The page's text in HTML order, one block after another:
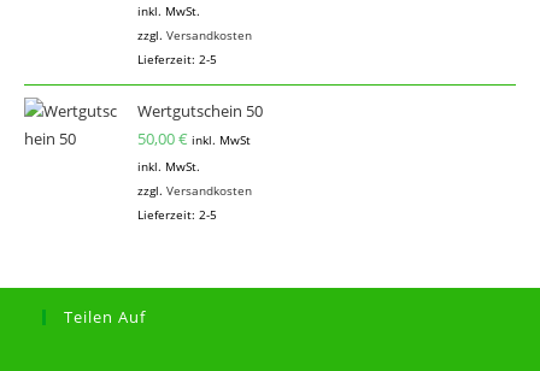
inkl. MwSt.
zzgl. Versandkosten
Lieferzeit: 2-5
Wertgutschein 50
50,00€ inkl. MwSt
inkl. MwSt.
zzgl. Versandkosten
Lieferzeit: 2-5
Teilen Auf